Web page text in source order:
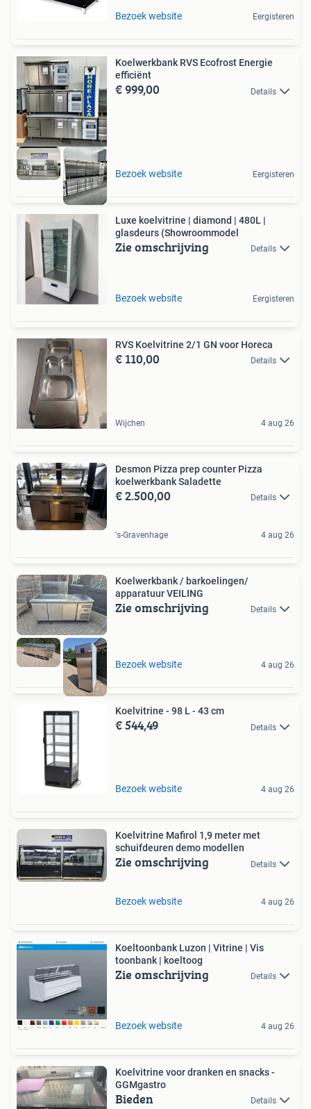
Bezoek website Eergisteren
Koelwerkbank RVS Ecofrost Energie
efficiënt
€ 999,00 Details
Bezoek website Eergisteren
Luxe koelvitrine | diamond | 480L |
glasdeurs (Showroommodel
Zie omschrijving Details
Bezoek website Eergisteren
RVS Koelvitrine 2/1 GN voor Horeca
€ 110,00 Details
Wijchen 4 aug 26
Desmon Pizza prep counter Pizza
koelwerkbank Saladette
€ 2.500,00 Details
's-Gravenhage 4 aug 26
Koelwerkbank / barkoelingen/
apparatuur VEILING
Zie omschrijving Details
Bezoek website 4 aug 26
Koelvitrine - 98 L - 43 cm
€ 544,49 Details
Bezoek website 4 aug 26
Koelvitrine Mafirol 1,9 meter met
schuifdeuren demo modellen
Zie omschrijving Details
Bezoek website 4 aug 26
Koeltoonbank Luzon | Vitrine | Vis
toonbank | koeltoog
Zie omschrijving Details
Bezoek website 4 aug 26
Koelvitrine voor dranken en snacks -
GGMgastro
Bieden Details